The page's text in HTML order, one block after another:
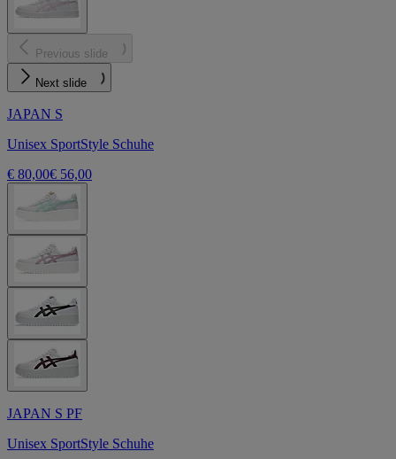
Previous slide
Next slide
JAPAN S
Unisex SportStyle Schuhe
€ 80,00€ 56,00
JAPAN S PF
Unisex SportStyle Schuhe